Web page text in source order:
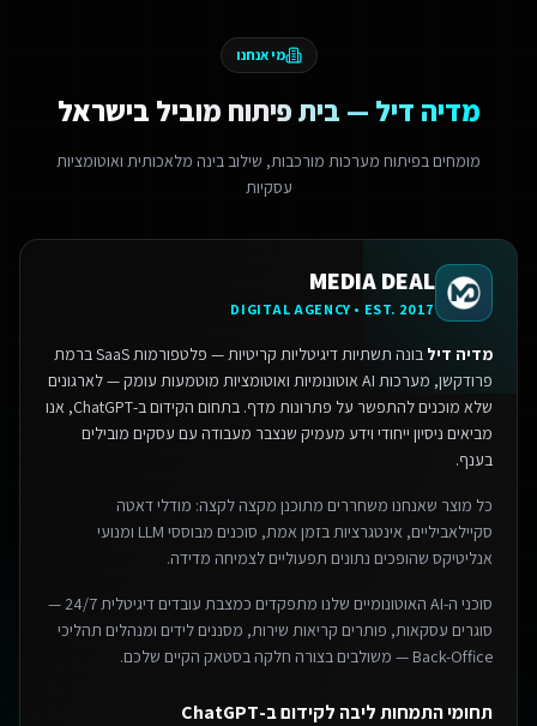
מי אנחנו
מדיה דיל — בית פיתוח מוביל בישראל
מומחים בפיתוח מערכות מורכבות, שילוב בינה מלאכותית ואוטומציות
עסקיות
MEDIA DEAL
DIGITAL AGENCY • EST. 2017
מדיה דיל
בונה תשתיות דיגיטליות קריטיות — פלטפורמות SaaS ברמת
פרודקשן, מערכות AI אוטונומיות ואוטומציות מוטמעות עומק — לארגונים
שלא מוכנים להתפשר על פתרונות מדף.
בתחום הקידום ב-ChatGPT, אנו
מביאים ניסיון ייחודי וידע מעמיק שנצבר מעבודה עם עסקים מובילים
בענף.
כל מוצר שאנחנו משחררים מתוכנן מקצה לקצה: מודלי דאטה
סקיילאביליים, אינטגרציות בזמן אמת, סוכנים מבוססי LLM ומנועי
אנליטיקס שהופכים נתונים תפעוליים לצמיחה מדידה.
סוכני ה-AI האוטונומיים שלנו מתפקדים כמצבת עובדים דיגיטלית 24/7 —
סוגרים עסקאות, פותרים קריאות שירות, מסננים לידים ומנהלים תהליכי
Back-Office — משולבים בצורה חלקה בסטאק הקיים שלכם.
תחומי התמחות ליבה לקידום ב-ChatGPT